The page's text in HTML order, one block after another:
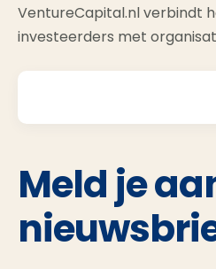
VentureCapital.nl verbindt
investeerders met
Meld je